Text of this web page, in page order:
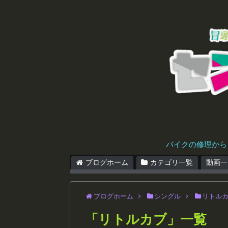
バイクの修理か
ブログホーム カテゴリ一覧 動画
ブログホーム シングル リトル
「 リトルカブ」 一覧